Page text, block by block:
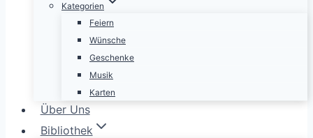
Kategorien
Feiern
Wünsche
Geschenke
Musik
Karten
Über Uns
Bibliothek